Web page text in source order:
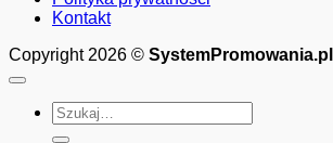
Kontakt
Copyright 2026 © SystemPromowania.pl
Szukaj: